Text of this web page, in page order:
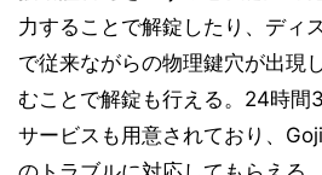
力することで解錠したり、ディ
で従来ながらの物理鍵穴が出現
むことで解錠も行える。24時間
サービスも用意されており、